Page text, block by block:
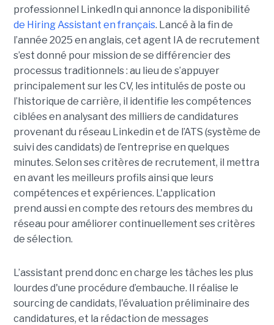
professionnel LinkedIn qui annonce la disponibilité
de Hiring Assistant en français. Lancé à la fin de
l’année 2025 en anglais, cet agent IA de recrutement
s’est donné pour mission de se différencier des
processus traditionnels : au lieu de s’appuyer
principalement sur les CV, les intitulés de poste ou
l’historique de carrière, il identifie les compétences
ciblées en analysant des milliers de candidatures
provenant du réseau Linkedin et de l’ATS (système de
suivi des candidats) de l’entreprise en quelques
minutes. Selon ses critères de recrutement, il mettra
en avant les meilleurs profils ainsi que leurs
compétences et expériences. L'application
prend aussi en compte des retours des membres du
réseau pour améliorer continuellement ses critères
de sélection.
L’assistant prend donc en charge les tâches les plus
lourdes d'une procédure d’embauche. Il réalise le
sourcing de candidats, l'évaluation préliminaire des
candidatures, et la rédaction de messages